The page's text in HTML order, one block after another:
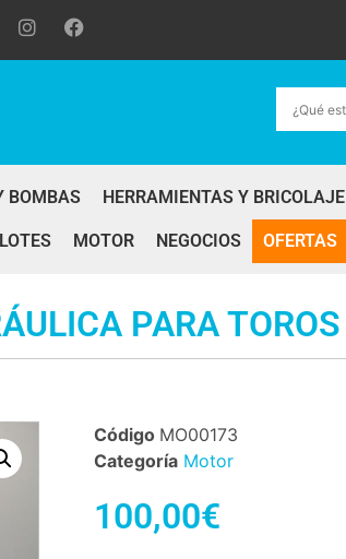
BOMBAS HERRAMIENTAS Y BRICOLAJE
LOTES MOTOR NEGOCIOS OFERTAS
PARA TOROS
Código MO00173
Categoría Motor
100,00€